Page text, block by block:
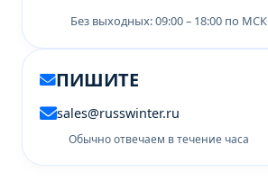
Без выходных: 09:00 – 18:00 по МСК
ПИШИТЕ
sales@russwinter.ru
Обычно отвечаем в течение часа